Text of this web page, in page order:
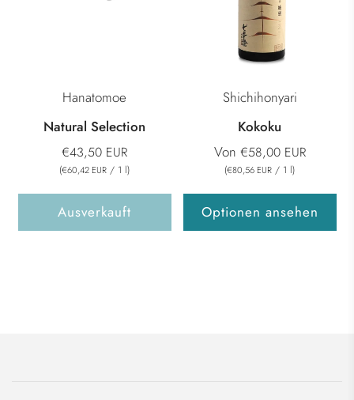
Hanatomoe
Natural Selection
€43,50 EUR
(€60,42 EUR / 1 l)
Ausverkauft
Shichihonyari
Kokoku
Von €58,00 EUR
(€80,56 EUR / 1 l)
Optionen ansehen